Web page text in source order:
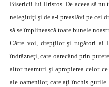
Bisericii lui Hristos. De aceea să nu
nelegiuiţi şi de a-i preaslăvi pe cei
să se împlinească toate bunele
Către voi, drepţilor şi rugători ai
îndrăzneţi, care oarecând prin
altor neamuri şi apropierea celor
ale oamenilor, care aţi închis